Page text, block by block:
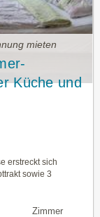
mieten
Küche und
erstreckt sich
sowie 3
Zimmer